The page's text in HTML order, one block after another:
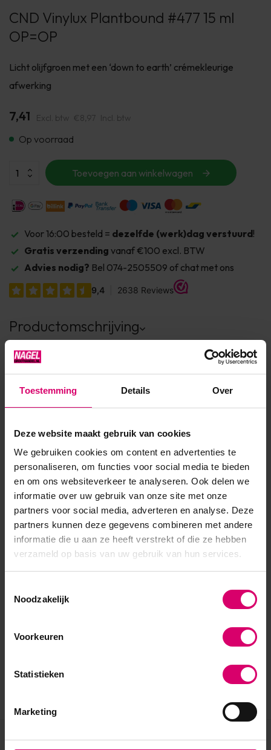
Toestemming Details Over
Deze website maakt gebruik van cookies
We gebruiken cookies om content en advertenties te
personaliseren, om functies voor social media te bieden
en om ons websiteverkeer te analyseren. Ook delen we
informatie over uw gebruik van onze site met onze
partners voor social media, adverteren en analyse. Deze
partners kunnen deze gegevens combineren met andere
informatie die u aan ze heeft verstrekt of die ze hebben
verzameld op basis van uw gebruik van hun services.
Noodzakelijk
Voorkeuren
Statistieken
Marketing
CND Vinylux Plantbound #477 15 ml
OP=OP
Licht olijfgroen met een ‘down to earth’ crémekleurige
afwerking
7,41 Excl. btw €8,97 Incl. btw
Op voorraad
Toevoegen aan winkelwagen
Voor 16:00 besteld = dezelfde (werk)dag verstuurd!
Gratis verzending vanaf €100 excl. BTW
Advies nodig? Bel 074-2505509 of chat met ons
Productomschrijving
Long Wear nagellak die 7+ dagen blijft zitten Top Coat heeft
een sneldrogende formule, hierdoor wordt de draagbaarheid
verlengd dankzij natuurlijk licht* Bevat jojoba olie, keratine
is een Long Wear nagellak die maar...
Toon meer
Eerder bekeken